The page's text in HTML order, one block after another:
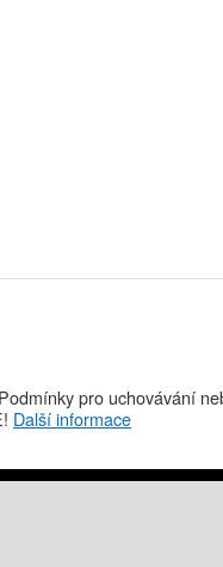
pro uchovávání
Další informace